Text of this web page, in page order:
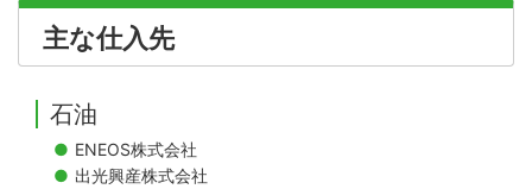
主な仕入先
石油
ENEOS株式会社
出光興産株式会社